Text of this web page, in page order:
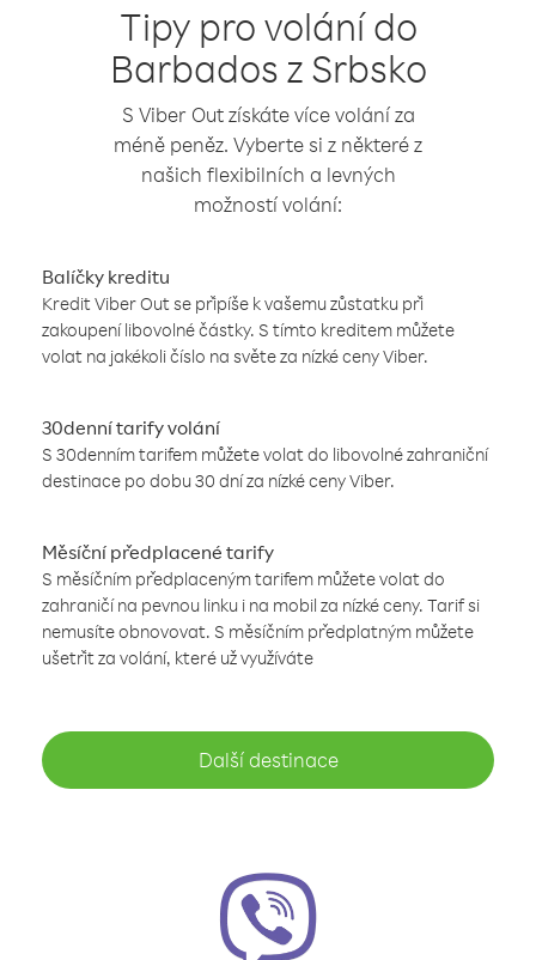
Tipy pro volání do
Barbados z Srbsko
S Viber Out získáte více volání za
méně peněz. Vyberte si z některé z
našich flexibilních a levných
možností volání:
Balíčky kreditu
Kredit Viber Out se připíše k vašemu zůstatku při
zakoupení libovolné částky. S tímto kreditem můžete
volat na jakékoli číslo na světe za nízké ceny Viber.
30denní tarify volání
S 30denním tarifem můžete volat do libovolné zahraniční
destinace po dobu 30 dní za nízké ceny Viber.
Měsíční předplacené tarify
S měsíčním předplaceným tarifem můžete volat do
zahraničí na pevnou linku i na mobil za nízké ceny. Tarif si
nemusíte obnovovat. S měsíčním předplatným můžete
ušetřit za volání, které už využíváte
Další destinace